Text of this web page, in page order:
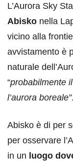
L’Aurora Sky
Abisko nella
vicino alla
avvistamento è
naturale
“probabilmente
l’aurora boreale”.
Abisko è di per
per osservare
in un luogo